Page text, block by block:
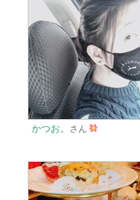
かつお。 さん